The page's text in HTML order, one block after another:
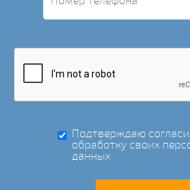
Подтверждаю
обработку своих
данных